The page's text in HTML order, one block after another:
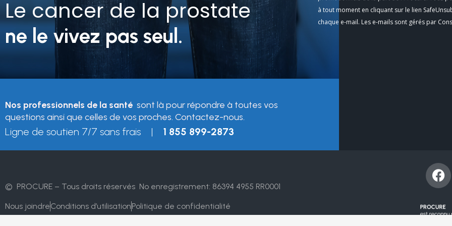
Le cancer de la prostate
ne le vivez pas seul.
Use.
Please
à tout moment en cliquant sur le lien
chaque e-mail. Les e-mails sont gérés par
Nos professionnels de la santé sont là pour répondre à toutes vos
questions ainsi que celles de vos proches. Contactez-nous.
Ligne de soutien 7/7 sans frais | 1 855 899-2873
© PROCURE – Tous droits réservés No enregistrement: 86394 4955 RR0001
Nous joindreConditions d’utilisationPolitique de confidentialité
F
a
e
b